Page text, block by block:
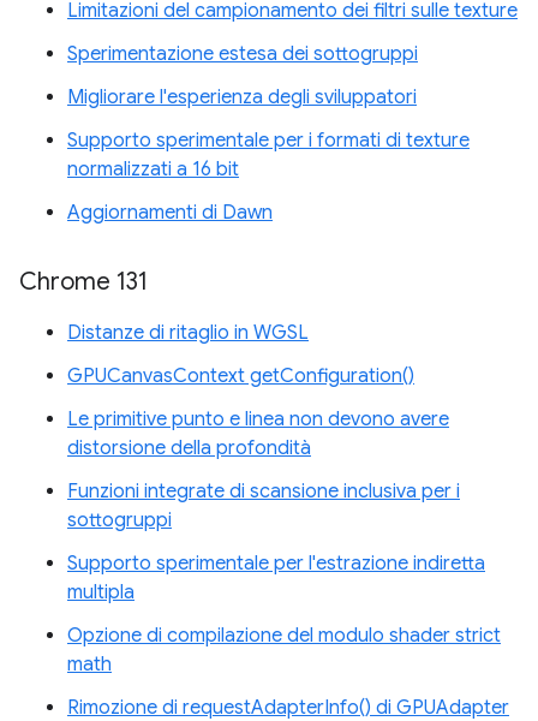
Limitazioni del campionamento dei filtri sulle texture
Sperimentazione estesa dei sottogruppi
Migliorare l'esperienza degli sviluppatori
Supporto sperimentale per i formati di texture
normalizzati a 16 bit
Aggiornamenti di Dawn
Chrome 131
Distanze di ritaglio in WGSL
GPUCanvasContext getConfiguration()
Le primitive punto e linea non devono avere
distorsione della profondità
Funzioni integrate di scansione inclusiva per i
sottogruppi
Supporto sperimentale per l'estrazione indiretta
multipla
Opzione di compilazione del modulo shader strict
math
Rimozione di requestAdapterInfo() di GPUAdapter